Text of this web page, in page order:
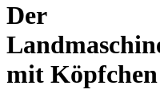
Der
mit Köpfchen